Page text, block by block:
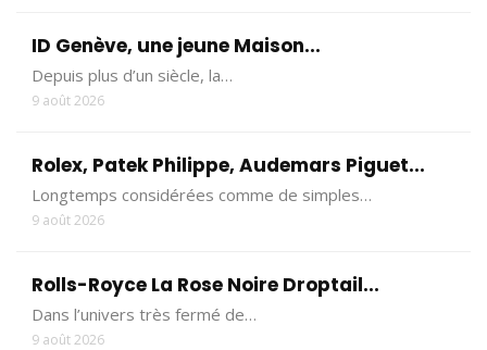
ID Genève, une jeune Maison...
Depuis plus d’un siècle, la…
9 août 2026
Rolex, Patek Philippe, Audemars Piguet...
Longtemps considérées comme de simples…
9 août 2026
Rolls-Royce La Rose Noire Droptail...
Dans l’univers très fermé de…
9 août 2026